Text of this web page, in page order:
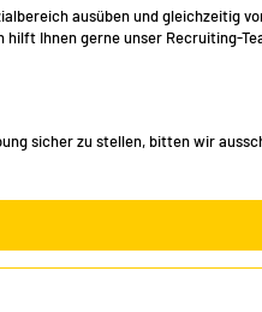
ausüben und gleichzeitig
Ihnen gerne unser Recruiting-
sicher zu stellen, bitten wir